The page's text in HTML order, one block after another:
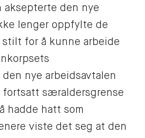
den nye
lenger oppfylte de
stilt for å kunne arbeide
nye arbeidsavtalen
fortsatt særaldersgrense
hadde hatt som
viste det seg at den